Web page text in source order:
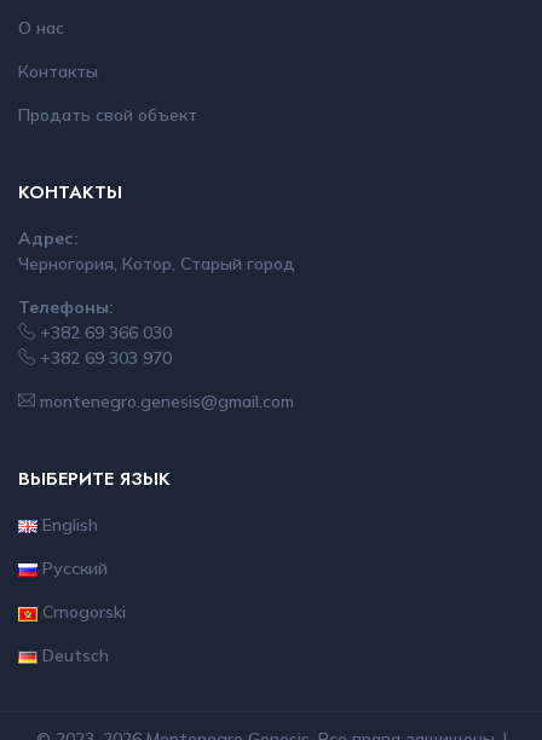
О нас
Контакты
Продать свой объект
КОНТАКТЫ
Адрес:
Черногория, Котор, Старый город
Телефоны:
+382 69 366 030
+382 69 303 970
montenegro.genesis@gmail.com
ВЫБЕРИТЕ ЯЗЫК
English
Русский
Crnogorski
Deutsch